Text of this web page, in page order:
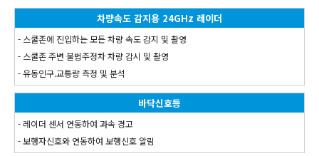
차량속도 감지용 24GHz 레이더
- 스쿨존에 진입하는 모든 차량 속도 감지 및 촬영
- 스쿨존 주변 불법주정차 차량 감시 및 촬영
- 유동인구.교통량 측정 및 분석
바닥신호등
- 레이더 센서 연동하여 과속 경고
- 보행자신호와 연동하여 보행신호 알림